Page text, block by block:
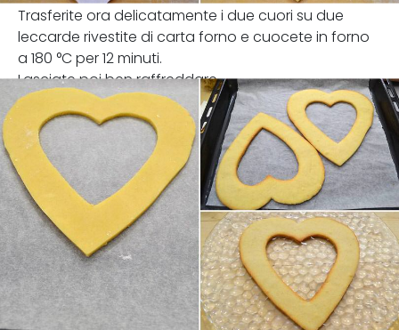
Trasferite ora delicatamente i due cuori su due
leccarde rivestite di carta forno e cuocete in forno
a 180 °C per 12 minuti.
Lasciate poi ben raffreddare.